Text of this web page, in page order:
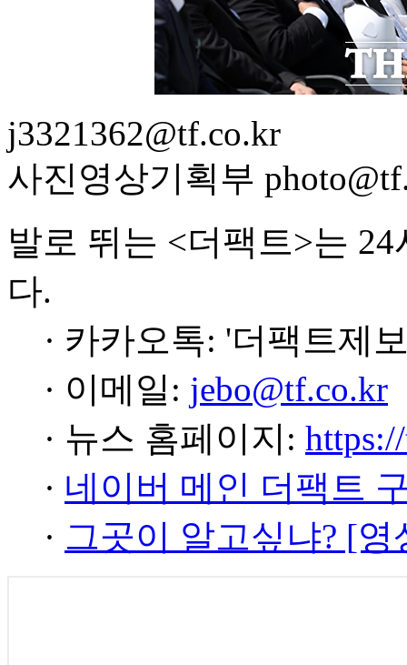
j3321362@tf.co.kr
사진영상기획부
발로 뛰는 <더팩트>는
다.
· 카카오톡: '더팩트제
· 이메일: jebo@tf.co.kr
· 뉴스 홈페이지:
· 네이버 메인 더팩트
· 그곳이 알고싶냐? [